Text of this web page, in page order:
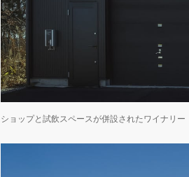
ショップと試飲スペースが併設されたワイナリー